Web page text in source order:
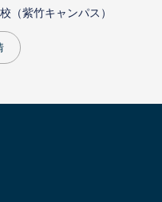
（紫竹キャンパス）